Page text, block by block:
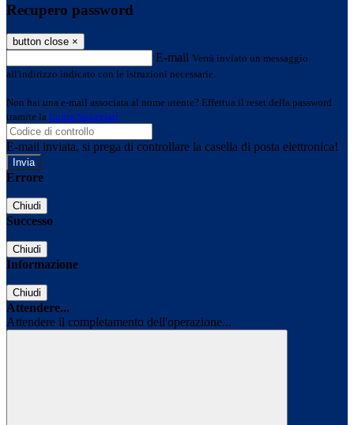
Recupero password
button close ×
E-mail Verrà inviato un messaggio
all'indirizzo indicato con le istruzioni necessarie.
Non hai una e-mail associata al nome utente? Effettua il reset della password
tramite la Login Spaggiari
E-mail inviata, si prega di controllare la casella di posta elettronica!
Errore
Chiudi
Successo
Chiudi
Informazione
Chiudi
Attendere...
Attendere il completamento dell'operazione...